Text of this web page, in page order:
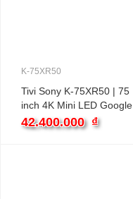
K-75XR50
Tivi Sony K-75XR50 | 75
inch 4K Mini LED Google
42.400.000 ₫